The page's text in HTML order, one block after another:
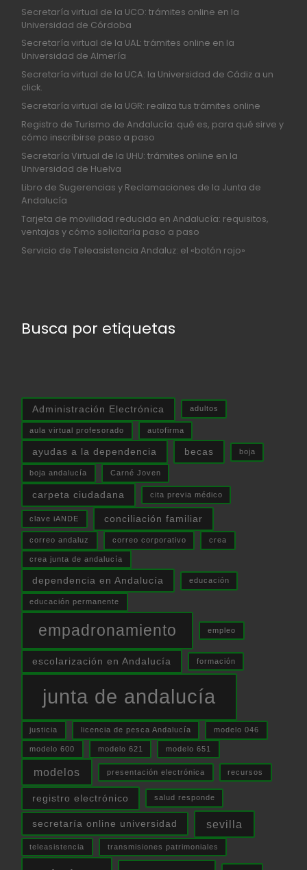
Secretaría virtual de la UCO: trámites online en la
Universidad de Córdoba
Secretaría virtual de la UAL: trámites online en la
Universidad de Almería
Secretaría virtual de la UCA: la Universidad de Cádiz a un
click.
Secretaría virtual de la UGR: realiza tus trámites online
Registro de Turismo de Andalucía: qué es, para qué sirve y
cómo inscribirse paso a paso
Secretaría Virtual de la UHU: trámites online en la
Universidad de Huelva
Libro de Sugerencias y Reclamaciones de la Junta de
Andalucía
Tarjeta de movilidad reducida en Andalucía: requisitos,
ventajas y cómo solicitarla paso a paso
Servicio de Teleasistencia Andaluz: el «botón rojo»
Busca por etiquetas
Administración Electrónica adultos
aula virtual profesorado autofirma
ayudas a la dependencia becas boja
boja andalucía Carné Joven
carpeta ciudadana cita previa médico
clave iANDE conciliación familiar
correo andaluz correo corporativo crea
crea junta de andalucía
dependencia en Andalucía educación
educación permanente
empadronamiento empleo
escolarización en Andalucía formación
junta de andalucía
justicia licencia de pesca Andalucía modelo 046
modelo 600 modelo 621 modelo 651
modelos presentación electrónica recursos
registro electrónico salud responde
secretaría online universidad sevilla
teleasistencia transmisiones patrimoniales